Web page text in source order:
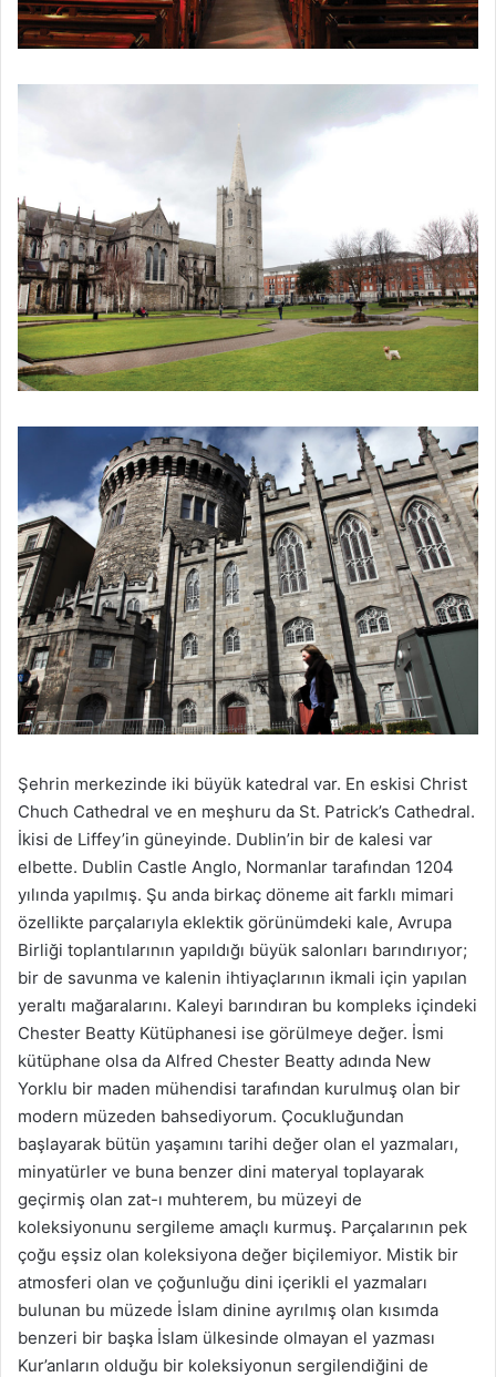
Şehrin merkezinde iki büyük katedral var. En eskisi Christ
Chuch Cathedral ve en meşhuru da St. Patrick’s Cathedral.
İkisi de Liffey’in güneyinde. Dublin’in bir de kalesi var
elbette. Dublin Castle Anglo, Normanlar tarafından 1204
yılında yapılmış. Şu anda birkaç döneme ait farklı mimari
özellikte parçalarıyla eklektik görünümdeki kale, Avrupa
Birliği toplantılarının yapıldığı büyük salonları barındırıyor;
bir de savunma ve kalenin ihtiyaçlarının ikmali için yapılan
yeraltı mağaralarını. Kaleyi barındıran bu kompleks içindeki
Chester Beatty Kütüphanesi ise görülmeye değer. İsmi
kütüphane olsa da Alfred Chester Beatty adında New
Yorklu bir maden mühendisi tarafından kurulmuş olan bir
modern müzeden bahsediyorum. Çocukluğundan
başlayarak bütün yaşamını tarihi değer olan el yazmaları,
minyatürler ve buna benzer dini materyal toplayarak
geçirmiş olan zat-ı muhterem, bu müzeyi de
koleksiyonunu sergileme amaçlı kurmuş. Parçalarının pek
çoğu eşsiz olan koleksiyona değer biçilemiyor. Mistik bir
atmosferi olan ve çoğunluğu dini içerikli el yazmaları
bulunan bu müzede İslam dinine ayrılmış olan kısımda
benzeri bir başka İslam ülkesinde olmayan el yazması
Kur’anların olduğu bir koleksiyonun sergilendiğini de